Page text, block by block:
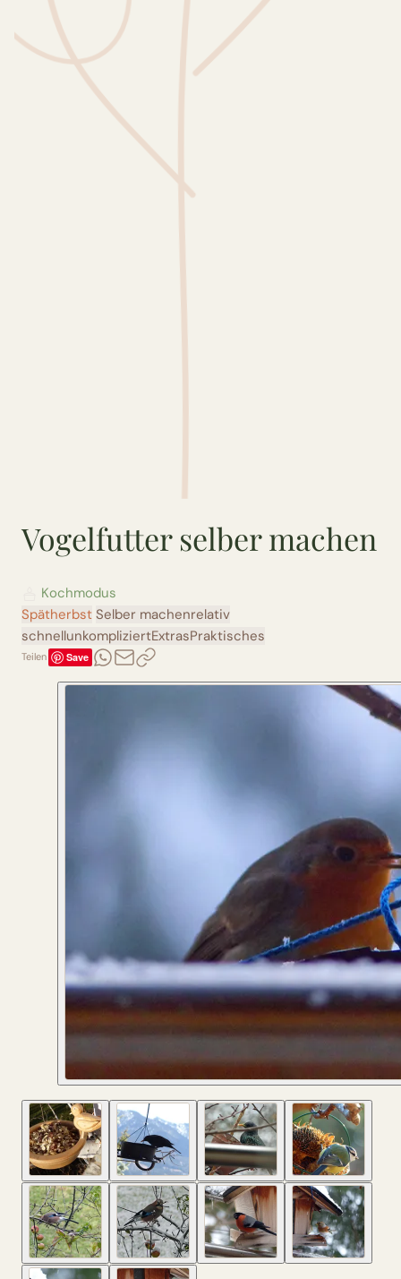
Selber machen
Glossar
Vogelfutter selber machen
Kochmodus
Spätherbst Selber machenrelativ
schnellunkompliziertExtrasPraktisches
Teilen Save